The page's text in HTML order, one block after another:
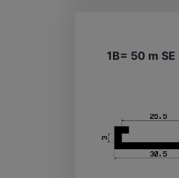
1B= 50 m